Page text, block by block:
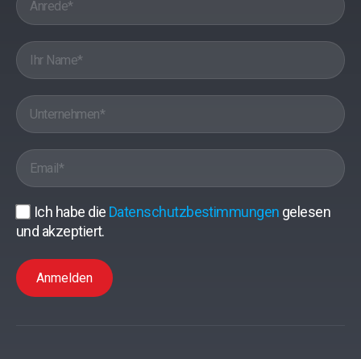
Ich habe die Datenschutzbestimmungen gelesen
und akzeptiert.
Anmelden